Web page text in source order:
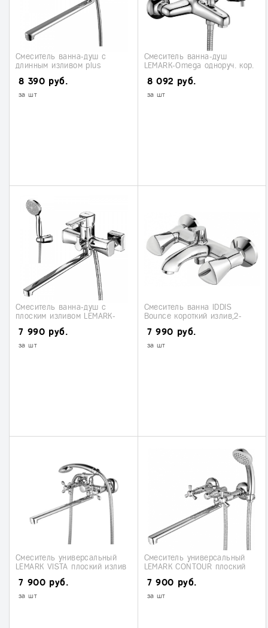
Смеситель ванна-душ с
длинным изливом plus
LEMARK-STRIKE (LM1151С)
8 390 руб.
за шт
Смеситель ванна-душ
LEMARK-Omega одноруч. кор.
(LM3102С)сняли
8 092 руб.
за шт
Смеситель ванна-душ с
плоским изливом LEMARK-
EVITTA (LM0551С)
7 990 руб.
за шт
Смеситель ванна IDDIS
Bounce короткий излив,2-
7 990 руб.
за шт
Смеситель универсальный
LEMARK VISTA плоский излив
7 900 руб.
за шт
Смеситель универсальный
LEMARK CONTOUR плоский
излив (LM7451С)
7 900 руб.
за шт